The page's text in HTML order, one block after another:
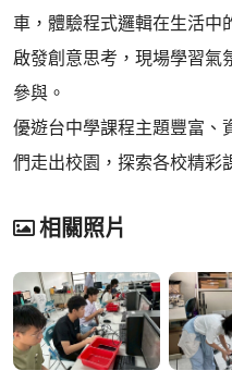
車，體驗程式邏輯在生活中
啟發創意思考，現場學習氣
參與。
優遊台中學課程主題豐富、
們走出校園，探索各校精彩
相關照片